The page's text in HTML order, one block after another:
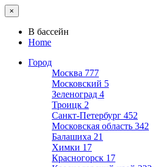
×
В бассейн
Home
Город
Москва 777
Московский 5
Зеленоград 4
Троицк 2
Санкт-Петербург 452
Московская область 342
Балашиха 21
Химки 17
Красногорск 17